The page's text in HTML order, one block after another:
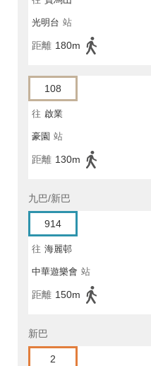
光明台 站
距離 180m
108
往 啟業
豪園 站
距離 130m
九巴/新巴
914
往 海麗邨
中華遊樂會 站
距離 150m
新巴
2